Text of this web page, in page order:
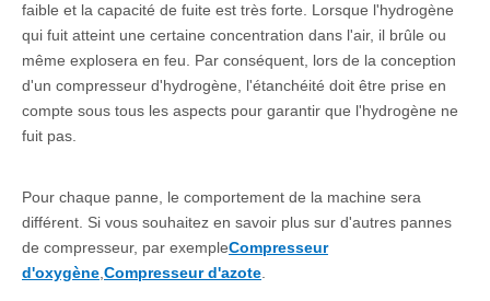
faible et la capacité de fuite est très forte. Lorsque l'hydrogène
qui fuit atteint une certaine concentration dans l'air, il brûle ou
même explosera en feu. Par conséquent, lors de la conception
d'un compresseur d'hydrogène, l'étanchéité doit être prise en
compte sous tous les aspects pour garantir que l'hydrogène ne
fuit pas.
Pour chaque panne, le comportement de la machine sera
différent. Si vous souhaitez en savoir plus sur d'autres pannes
de compresseur, par exempleCompresseur
d'oxygène Compresseur d'azote